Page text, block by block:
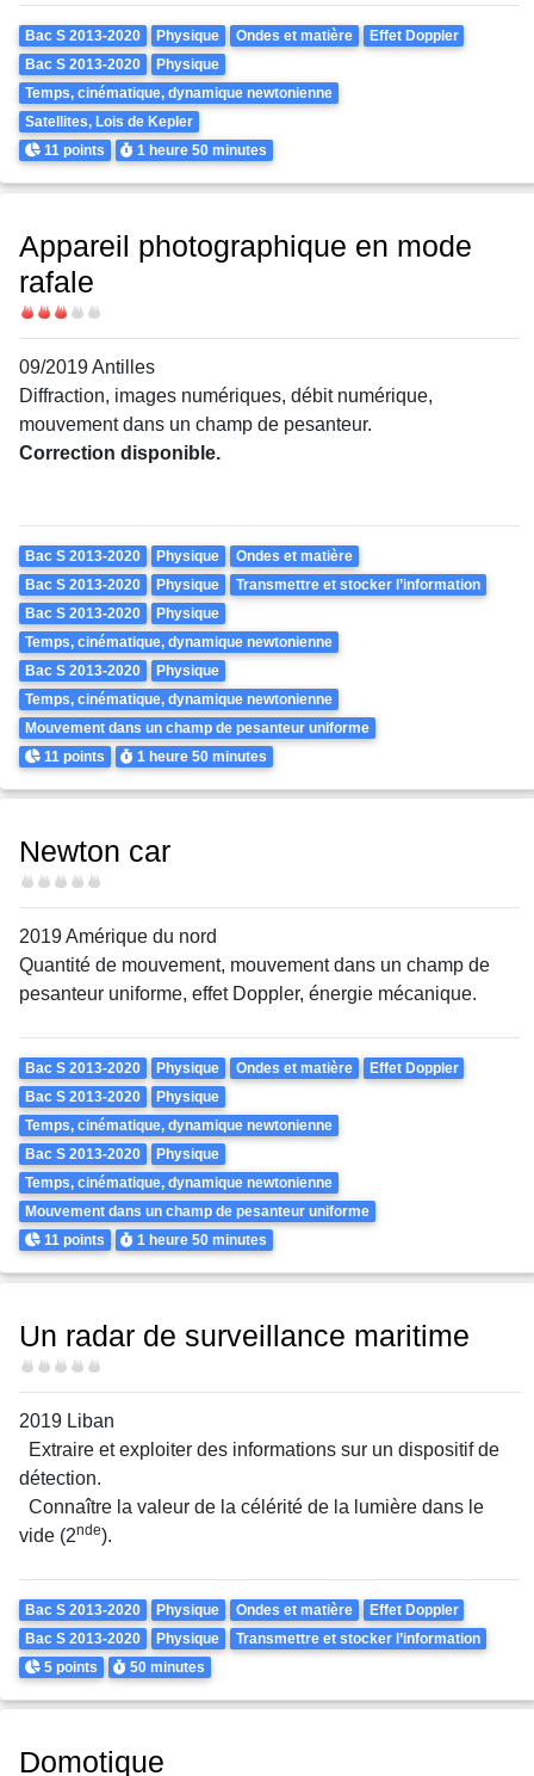
Theme
Bac S 2013-2020 Physique Ondes et matière
Effet Doppler
Bac S 2013-2020
Physique
Temps, cinématique, dynamique newtonienne
Satellites, Lois de Kepler
Points
11 points Durée
1 heure50 minutes
Appareil photographique en mode
rafale
Difficulté
09/2019 Antilles
Diffraction, images numériques, débit numérique,
mouvement dans un champ de pesanteur.
Correction disponible.
Theme
Bac S 2013-2020 Physique
Ondes et matière
Bac S 2013-2020
Physique
Transmettre et stocker l’information
Bac S 2013-2020
Physique
Temps, cinématique, dynamique newtonienne
Bac S 2013-2020
Physique
Temps, cinématique, dynamique newtonienne
Mouvement dans un champ de pesanteur uniforme
Points
11 points Durée
1 heure50 minutes
Newton car
Difficulté
2019 Amérique du nord
Quantité de mouvement, mouvement dans un champ de
pesanteur uniforme, effet Doppler, énergie mécanique.
Theme
Bac S 2013-2020 Physique Ondes et matière
Effet Doppler
Bac S 2013-2020
Physique
Temps, cinématique, dynamique newtonienne
Bac S 2013-2020
Physique
Temps, cinématique, dynamique newtonienne
Mouvement dans un champ de pesanteur uniforme
Points
11 points Durée
1 heure50 minutes
Un radar de surveillance maritime
Difficulté
2019 Liban
Extraire et exploiter des informations sur un dispositif de
détection.
Connaître la valeur de la célérité de la lumière dans le
vide (2nde).
Theme
Bac S 2013-2020 Physique Ondes et matière
Effet Doppler
Bac S 2013-2020
Physique Transmettre et stocker l’information
Points
5 points Durée
50 minutes
Domotique